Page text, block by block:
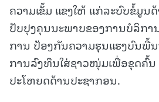
ຄວາມເຂັ້ມ ແຂງໃຫ້ ແກ່ລະບົບຂໍ້ມູນ
ປັບປຸງຄຸນນະພາບຂອງການບໍລິກາ
ການ ປ້ອງກັນຄວາມຮຸນແຮງບົນພື້
ການລົງທຶນໃສ່ຊາວໜຸ່ມເພື່ອຂຸດຄົ້ນ
ປະໂຫຍດດ້ານປະຊາກອນ.